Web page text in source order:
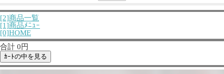
[2]商品一覧
[1]商品ﾒﾆｭｰ
[0]HOME
合計 0円